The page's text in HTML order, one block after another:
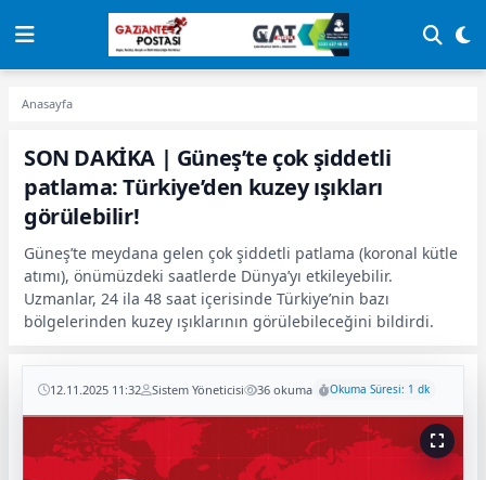
Anasayfa
SON DAKİKA | Güneş’te çok şiddetli
patlama: Türkiye’den kuzey ışıkları
görülebilir!
Güneş’te meydana gelen çok şiddetli patlama (koronal kütle
atımı), önümüzdeki saatlerde Dünya’yı etkileyebilir.
Uzmanlar, 24 ila 48 saat içerisinde Türkiye’nin bazı
bölgelerinden kuzey ışıklarının görülebileceğini bildirdi.
12.11.2025 11:32 Sistem Yöneticisi 36 okuma Okuma Süresi: 1 dk